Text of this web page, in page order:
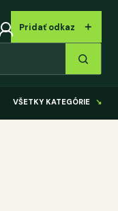
Pridať odkaz ＋
VŠETKY KATEGÓRIE ↘